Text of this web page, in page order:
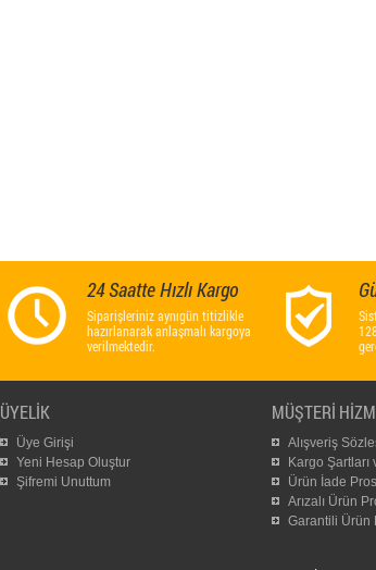
24 Saatte Hızlı Kargo
Siparişleriniz aynıgün titizlikle
hazırlanarak anlaşmalı kargoya
verilmektedir.
ÜYELİK
Üye Girişi
Yeni Hesap Oluştur
Şifremi Unuttum
MÜŞTERİ
Alışveriş
Kargo Şartları
Ürün İade
Arızalı Ürün
Garantili Ürün